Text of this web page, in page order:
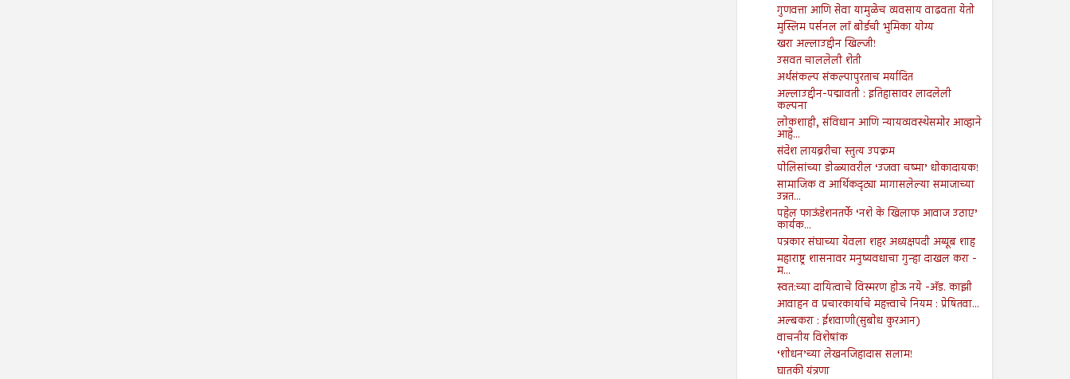
गुणवत्ता आणि सेवा यामुळेच व्यवसाय वाढवता येतो
मुस्लिम पर्सनल लॉ बोर्डची भुमिका योग्य
खरा अल्लाउद्दीन खिल्जी!
उसवत चाललेली शेती
अर्थसंकल्प संकल्पापुरताच मर्यादित
अल्लाउद्दीन-पद्मावती : इतिहासावर लादलेली
कल्पना
लोकशाही, संविधान आणि न्यायव्यवस्थेसमोर आव्हाने
आहे...
संदेश लायब्ररीचा स्तुत्य उपक्रम
पोलिसांच्या डोळ्यावरील ‘उजवा चष्मा’ धोकादायक!
सामाजिक व आर्थिकदृट्या मागासलेल्या समाजाच्या
उन्नत...
पहेल फाऊंडेशनतर्फे ‘नशे के खिलाफ आवाज उठाए’
कार्यक...
पत्रकार संघाच्या येवला शहर अध्यक्षपदी अय्यूब शाह
महाराष्ट्र शासनावर मनुष्यवधाचा गुन्हा दाखल करा -
म...
स्वत:च्या दायित्वाचे विस्मरण होऊ नये -अ‍ॅड. काझी
आवाहन व प्रचारकार्याचे महत्त्वाचे नियम : प्रेषितवा...
अल्बकरा : ईशवाणी(सुबोध कुरआन)
वाचनीय विशेषांक
‘शोधन’च्या लेखनजिहादास सलाम!
घातकी यंत्रणा